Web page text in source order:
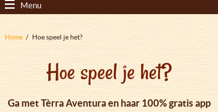
Menu
Kruimelpad
Home Hoe speel je het?
Hoe speel je het?
Ga met Tèrra Aventura en haar 100% gratis app